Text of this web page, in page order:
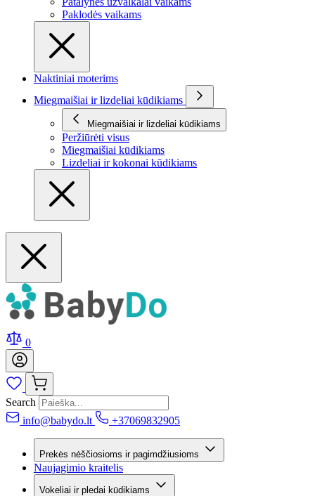
Paklodės vaikams
Naktiniai moterims
Miegmaišiai ir lizdeliai kūdikiams
Miegmaišiai ir lizdeliai kūdikiams
Peržiūrėti visus
Miegmaišiai kūdikiams
Lizdeliai ir kokonai kūdikiams
0
Search
info@babydo.lt
+37069832905
Prekės nėščiosioms ir pagimdžiusioms
Naujagimio kraitelis
Vokeliai ir pledai kūdikiams